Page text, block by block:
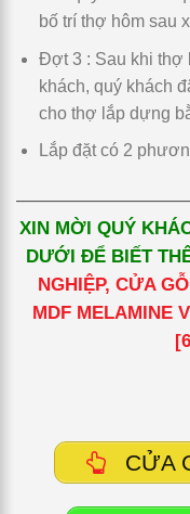
bố trí thợ hôm sau
Đợt 3 : Sau khi thợ
khách, quý khách
cho thợ lắp dựng
Lắp đặt có 2
XIN MỜI QUÝ
DƯỚI ĐỂ BIẾT
NGHIỆP, CỬA
MDF MELAMINE
CỬA